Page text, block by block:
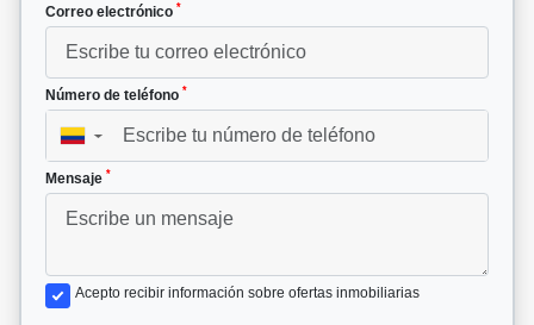
Correo electrónico *
Número de teléfono *
▼
Mensaje *
Acepto recibir información sobre ofertas inmobiliarias